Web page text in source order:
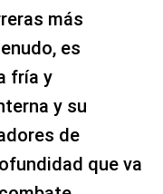
más
es
fría y
y su
de
que va